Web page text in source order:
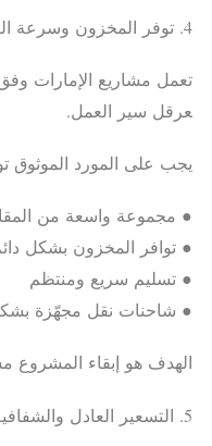
4. توفر المخزون وسرعة التوريد
تعمل مشاريع الإمارات
عرقل سير العمل.
يجب على المورد الموثوق
● مجموعة واسعة من
● توافر المخزون بشكل
● تسليم سريع ومنتظم
● شاحنات نقل مجهّزة
الهدف هو إبقاء المشروع
5. التسعير العادل والشفافية